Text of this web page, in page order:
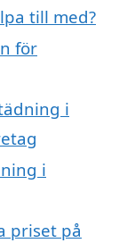
till med?
för
i
i
priset på